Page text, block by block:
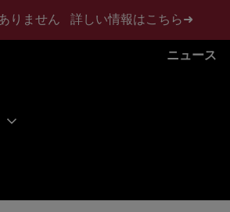
りません 詳しい情報はこちら➜
ニュース